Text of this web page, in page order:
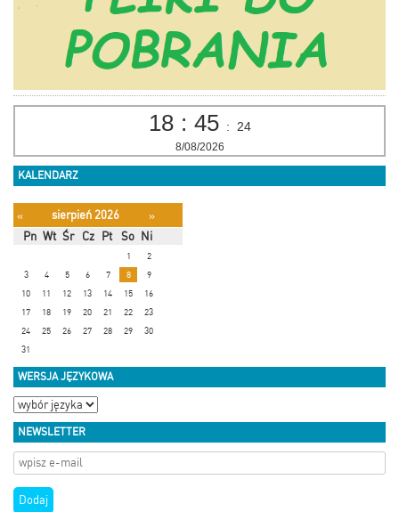
18 : 45 : 24
8/08/2026
KALENDARZ
« sierpień 2026
»
Pn Wt Śr Cz Pt So Ni
1
2
3
4 5 6 7 8
9
10
11 12 13 14 15
16
17
18 19 20 21 22
23
24
25 26 27 28 29
30
31
WERSJA JĘZYKOWA
NEWSLETTER